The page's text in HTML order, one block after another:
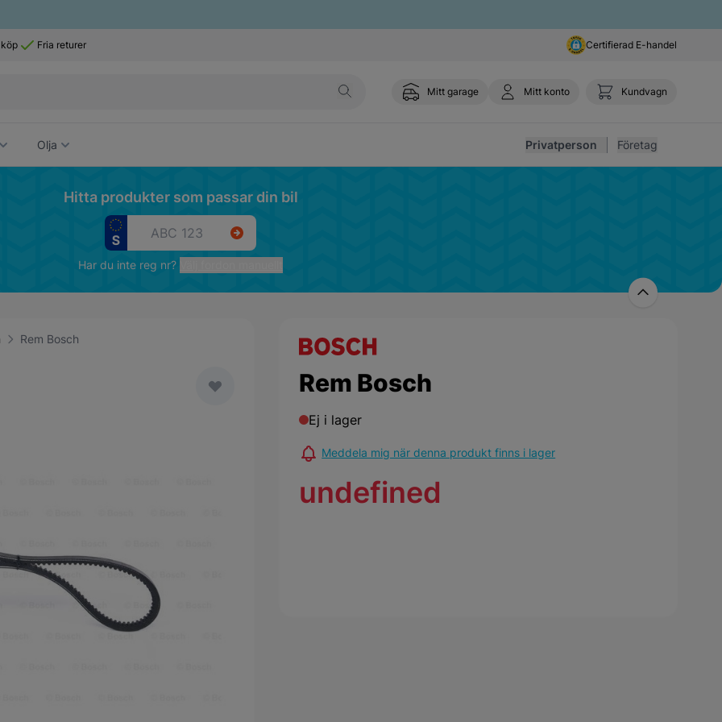
Fria returer Certifierad E-handel
Mitt garage Mitt konto Kundvagn
Olja Privatperson Företag
Hitta produkter som passar din bil
Har du inte reg nr?
Rem Bosch
Rem Bosch
Ej i lager
Meddela mig när denna produkt finns i lager
undefined